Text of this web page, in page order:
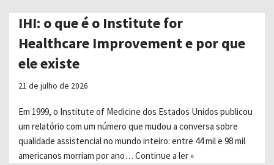
IHI: o que é o Institute for
Healthcare Improvement e por que
ele existe
21 de julho de 2026
Em 1999, o Institute of Medicine dos Estados Unidos publicou
um relatório com um número que mudou a conversa sobre
qualidade assistencial no mundo inteiro: entre 44 mil e 98 mil
americanos morriam por ano… Continue a ler »